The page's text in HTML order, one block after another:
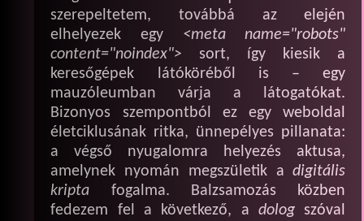
szerepeltetem, továbbá az elején
elhelyezek egy <meta name="robots"
content="noindex"> sort, így kiesik a
keresőgépek látóköréből is – egy
mauzóleumban várja a látogatókat.
Bizonyos szempontból ez egy weboldal
életciklusának ritka, ünnepélyes pillanata:
a végső nyugalomra helyezés aktusa,
amelynek nyomán megszületik adigitális
kripta fogalma. Balzsamozás közben
fedezem fel a következő, a dologszóval